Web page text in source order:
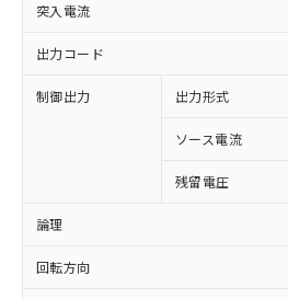
突入電流
出力コード
制御出力 出力形式
ソース電流
残留電圧
論理
回転方向